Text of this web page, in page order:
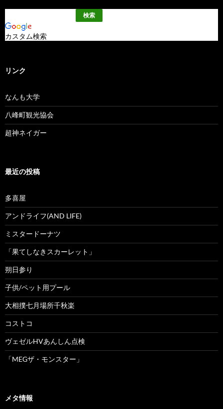
カスタム検索
リンク
なんも大学
八峰町観光協会
超神ネイガー
最近の投稿
多喜屋
アンドライフ(AND LIFE)
ミスタードーナツ
「果てしなきスカーレット」
朔日参り
子供/ペット用プール
大相撲七月場所千秋楽
コストコ
ヴェゼルHVあんしん点検
「MEGザ・モンスター」
メタ情報